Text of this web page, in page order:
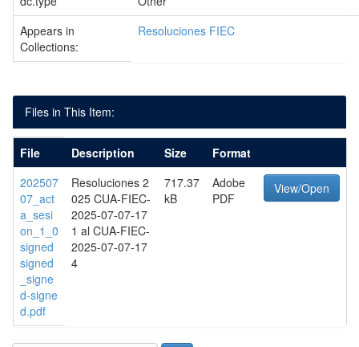
Appears in
Collections:
Resoluciones FIEC
Files in This Item:
File Description Size
Format
202507
07_act
a_sesi
on_1_0
signed
signed
_signe
d-signe
d.pdf
Resoluciones 2
025 CUA-FIEC-
2025-07-07-17
1 al CUA-FIEC-
2025-07-07-17
4
717.37
kB
Adobe
PDF
View/Open